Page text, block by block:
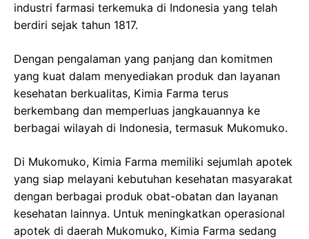
industri farmasi terkemuka di Indonesia yang telah
berdiri sejak tahun 1817.
Dengan pengalaman yang panjang dan komitmen
yang kuat dalam menyediakan produk dan layanan
kesehatan berkualitas, Kimia Farma terus
berkembang dan memperluas jangkauannya ke
berbagai wilayah di Indonesia, termasuk Mukomuko.
Di Mukomuko, Kimia Farma memiliki sejumlah apotek
yang siap melayani kebutuhan kesehatan masyarakat
dengan berbagai produk obat-obatan dan layanan
kesehatan lainnya. Untuk meningkatkan operasional
apotek di daerah Mukomuko, Kimia Farma sedang